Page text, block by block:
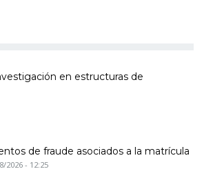
en estructuras de
de fraude asociados a la matrícula
2026 - 12:25